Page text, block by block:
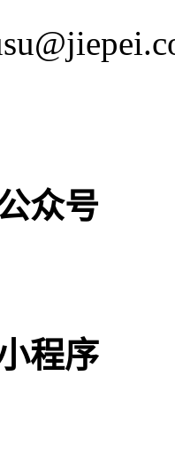
众号
程序